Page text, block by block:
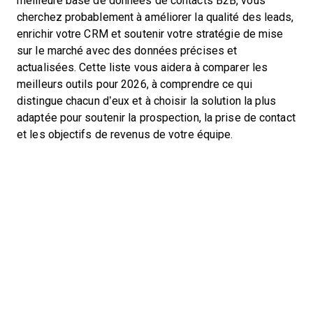
cherchez probablement à améliorer la qualité des leads,
enrichir votre CRM et soutenir votre stratégie de mise
sur le marché avec des données précises et
actualisées. Cette liste vous aidera à comparer les
meilleurs outils pour 2026, à comprendre ce qui
distingue chacun d’eux et à choisir la solution la plus
adaptée pour soutenir la prospection, la prise de contact
et les objectifs de revenus de votre équipe.